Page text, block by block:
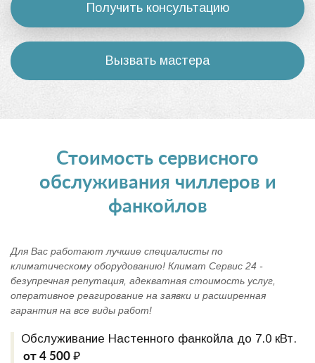
Получить консультацию
Вызвать мастера
Стоимость сервисного
обслуживания чиллеров и
фанкойлов
Для Вас работают лучшие специалисты по
климатическому оборудованию! Климат Сервис 24 -
безупречная репутация, адекватная стоимость услуг,
оперативное реагирование на заявки и расширенная
гарантия на все виды работ!
Обслуживание Настенного фанкойла до 7.0 кВт.
от 4 500 ₽